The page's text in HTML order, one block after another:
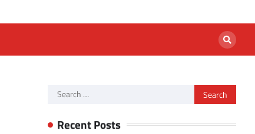
Search
Recent Posts